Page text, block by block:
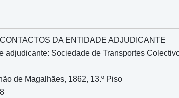
DA ENTIDADE ADJUDICANTE
adjudicante: Sociedade de Transportes
de Magalhães, 1862, 13.º Piso